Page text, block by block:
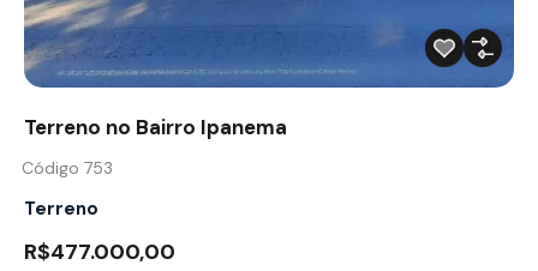
Terreno no Bairro Ipanema
Código 753
Terreno
R$477.000,00